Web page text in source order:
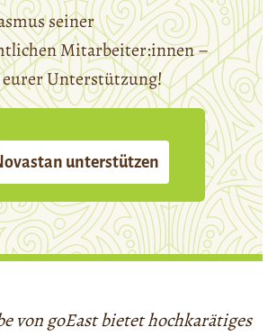
seiner
Mitarbeiter:innen –
Unterstützung!
unterstützen
von goEast bietet hochkarätiges